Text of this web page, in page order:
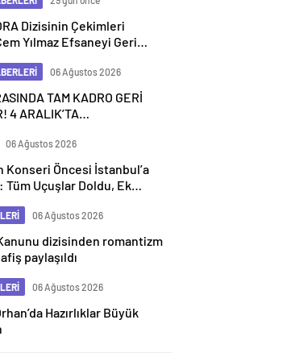
Dizisinin Çekimleri
Yılmaz Efsaneyi Geri
06 Ağustos 2026
TAM KADRO GERİ
4 ARALIK’TA
06 Ağustos 2026
Konseri Öncesi İstanbul’a
06 Ağustos 2026
dizisinden romantizm
paylaşıldı
06 Ağustos 2026
Hazırlıklar Büyük